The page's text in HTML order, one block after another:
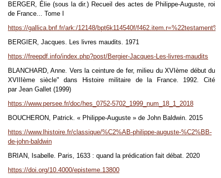
BERGER, Élie (sous la dir.) Recueil des actes de Philippe-Auguste, roi
de France... Tome I
https://gallica.bnf.fr/ark:/12148/bpt6k114540f/
BERGIER, Jacques. Les livres maudits. 1971
https://freepdf.info/index.php?post/Bergier-Jacques-Les-livres-maudits
BLANCHARD, Anne. Vers la ceinture de fer, milieu du XVIème début du
XVIIIème siècle" dans Histoire militaire de la France. 1992. Cité
par Jean Gallet (1999)
https://www.persee.fr/doc/hes_0752-5702_1999_num_18_1_2018
BOUCHERON, Patrick. « Philippe-Auguste » de John Baldwin. 2015
https://www.lhistoire.fr/classique/%C2%AB-philippe-auguste-%C2%BB-
de-john-baldwin
BRIAN, Isabelle. Paris, 1633 : quand la prédication fait débat. 2020
https://doi.org/10.4000/episteme.13800